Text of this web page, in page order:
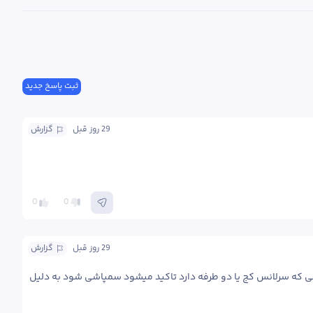
ثبت پاسخ جدید
گزارش 29 روز قبل
0 0
گزارش 29 روز قبل